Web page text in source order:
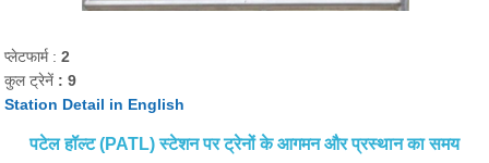
प्लेटफार्म :2
कुल ट्रेनें : 9
Station Detail in English
पटेल हॉल्ट (PATL) स्टेशन पर ट्रेनों के आगमन और प्रस्थान का समय